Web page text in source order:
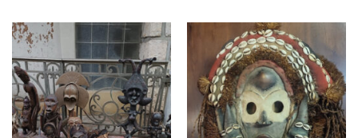
RUPTURE DE STOCK RUPTURE DE STOCK